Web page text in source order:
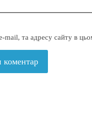
mail, та адресу сайту в